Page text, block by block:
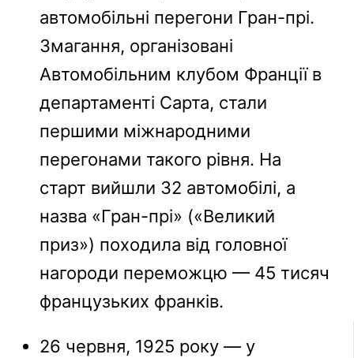
автомобільні перегони Гран-прі.
Змагання, організовані
Автомобільним клубом Франції в
департаменті Сарта, стали
першими міжнародними
перегонами такого рівня. На
старт вийшли 32 автомобілі, а
назва «Гран-прі» («Великий
приз») походила від головної
нагороди переможцю — 45 тисяч
французьких франків.
26 червня, 1925 року — у